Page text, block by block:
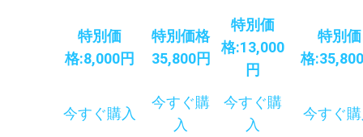
特別価
格:8,000円
特別価格
35,800円
特別価
格:13,000
円
特別価
格
今すぐ購入
今すぐ購
入
今すぐ購
入
今すぐ